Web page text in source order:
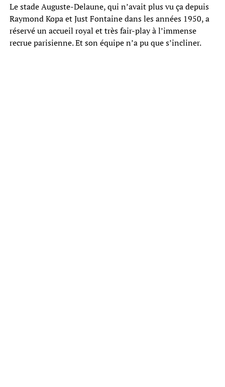
Le stade Auguste-Delaune, qui n’avait plus vu ça depuis
Raymond Kopa et Just Fontaine dans les années 1950, a
réservé un accueil royal et très fair-play à l’immense
recrue parisienne. Et son équipe n’a pu que s’incliner.